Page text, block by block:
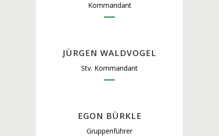
Kommandant
JÜRGEN WALDVOGEL
Stv. Kommandant
EGON BÜRKLE
Gruppenführer